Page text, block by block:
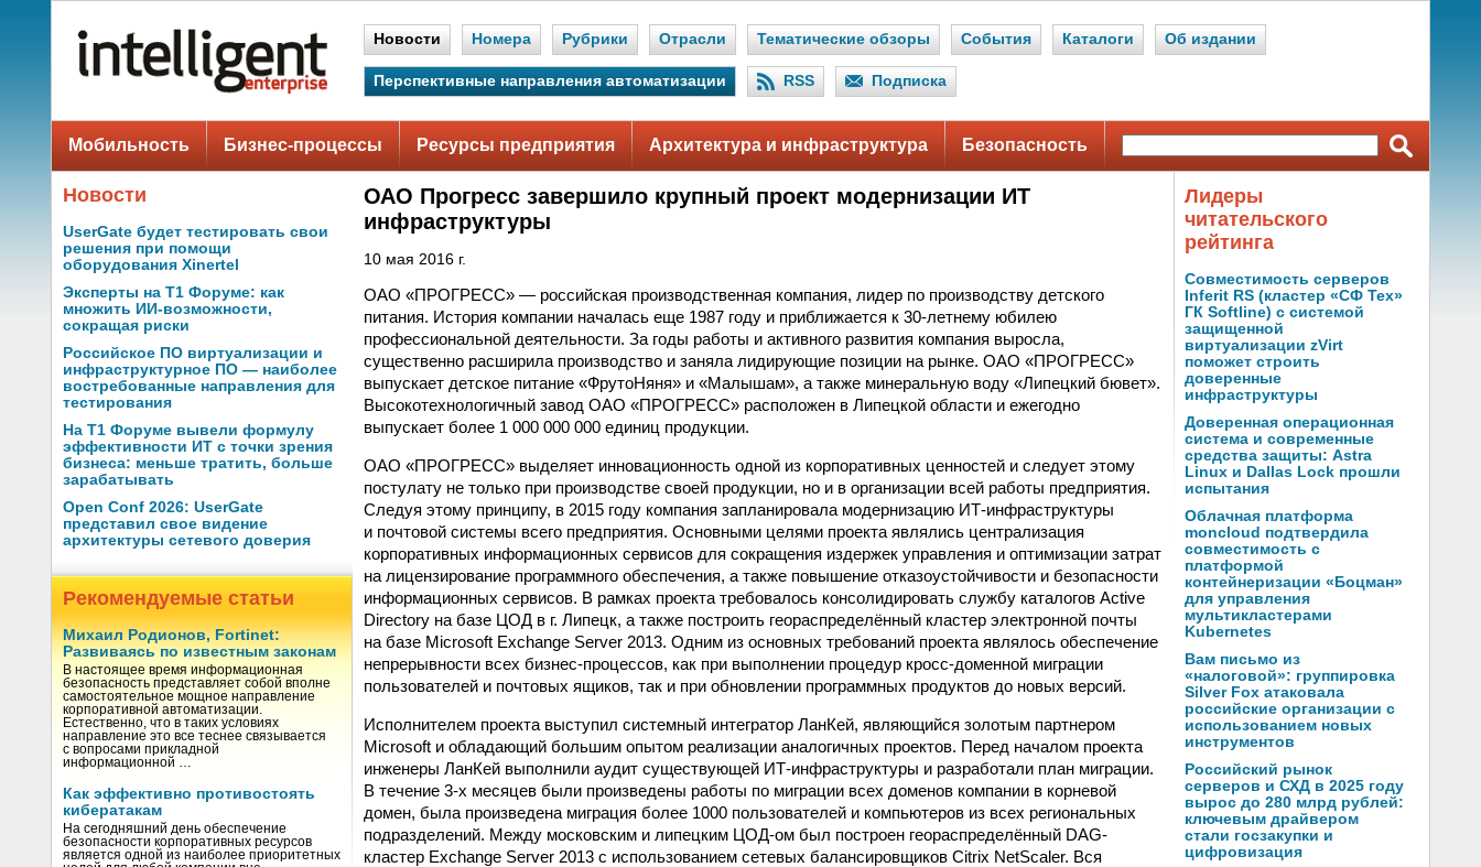
Новости Номера Рубрики Отрасли Тематические обзоры События Каталоги Об издании
Перспективные направления автоматизации RSS Подписка
Мобильность Бизнес-процессы Ресурсы предприятия Архитектура и инфраструктура Безопасность
Новости
UserGate будет тестировать свои
решения при помощи
оборудования Xinertel
Эксперты на Т1 Форуме: как
множить ИИ-возможности,
сокращая риски
Российское ПО виртуализации и
инфраструктурное ПО — наиболее
востребованные направления для
тестирования
На Т1 Форуме вывели формулу
эффективности ИТ с точки зрения
бизнеса: меньше тратить, больше
зарабатывать
Open Conf 2026: UserGate
представил свое видение
архитектуры сетевого доверия
Рекомендуемые статьи
Михаил Родионов, Fortinet:
Развиваясь по известным законам
В настоящее время информационная
безопасность представляет собой вполне
самостоятельное мощное направление
корпоративной автоматизации.
Естественно, что в таких условиях
направление это все теснее связывается
с вопросами прикладной
информационной …
Как эффективно противостоять
кибератакам
На сегодняшний день обеспечение
безопасности корпоративных ресурсов
является одной из наиболее приоритетных
ОАО Прогресс завершило крупный проект модернизации ИТ
инфраструктуры
10 мая 2016 г.
ОАО «ПРОГРЕСС» — российская производственная компания, лидер по производству детского
питания. История компании началась еще 1987 году и приближается к 30-летнему юбилею
профессиональной деятельности. За годы работы и активного развития компания выросла,
существенно расширила производство и заняла лидирующие позиции на рынке. ОАО «ПРОГРЕСС»
выпускает детское питание «ФрутоНяня» и «Малышам», а также минеральную воду «Липецкий бювет».
Высокотехнологичный завод ОАО «ПРОГРЕСС» расположен в Липецкой области и ежегодно
выпускает более 1 000 000 000 единиц продукции.
ОАО «ПРОГРЕСС» выделяет инновационность одной из корпоративных ценностей и следует этому
постулату не только при производстве своей продукции, но и в организации всей работы предприятия.
Следуя этому принципу, в 2015 году компания запланировала модернизацию ИТ-инфраструктуры
и почтовой системы всего предприятия. Основными целями проекта являлись централизация
корпоративных информационных сервисов для сокращения издержек управления и оптимизации затрат
на лицензирование программного обеспечения, а также повышение отказоустойчивости и безопасности
информационных сервисов. В рамках проекта требовалось консолидировать службу каталогов Active
Directory на базе ЦОД в г. Липецк, а также построить геораспределённый кластер электронной почты
на базе Microsoft Exchange Server 2013. Одним из основных требований проекта являлось обеспечение
непрерывности всех бизнес-процессов, как при выполнении процедур кросс-доменной миграции
пользователей и почтовых ящиков, так и при обновлении программных продуктов до новых версий.
Исполнителем проекта выступил системный интегратор ЛанКей, являющийся золотым партнером
Microsoft и обладающий большим опытом реализации аналогичных проектов. Перед началом проекта
инженеры ЛанКей выполнили аудит существующей ИТ-инфраструктуры и разработали план миграции.
В течение 3-х месяцев были произведены работы по миграции всех доменов компании в корневой
домен, была произведена миграция более 1000 пользователей и компьютеров из всех региональных
подразделений. Между московским и липецким ЦОД-ом был построен геораспределённый DAG-
кластер Exchange Server 2013 с использованием сетевых балансировщиков Citrix NetScaler. Вся
Лидеры
читательского
рейтинга
Совместимость серверов
Inferit RS (кластер «СФ Тех»
ГК Softline) с системой
защищенной
виртуализации zVirt
поможет строить
доверенные
инфраструктуры
Доверенная операционная
система и современные
средства защиты: Astra
Linux и Dallas Lock прошли
испытания
Облачная платформа
moncloud подтвердила
совместимость с
платформой
контейнеризации «Боцман»
для управления
мультикластерами
Kubernetes
Вам письмо из
«налоговой»: группировка
Silver Fox атаковала
российские организации с
использованием новых
инструментов
Российский рынок
серверов и СХД в 2025 году
вырос до 280 млрд рублей:
ключевым драйвером
стали госзакупки и
цифровизация